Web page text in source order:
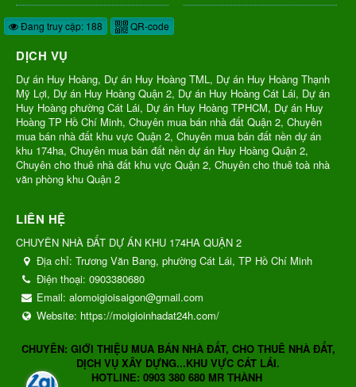
Đang truy cập: 188 QR-code
DỊCH VỤ
Dự án Huy Hoàng, Dự án Huy Hoàng TML, Dự án Huy Hoàng Thạnh
Mỹ Lợi, Dự án Huy Hoàng Quận 2, Dự án Huy Hoàng Cát Lái, Dự án
Huy Hoàng phường Cát Lái, Dự án Huy Hoàng TPHCM, Dự án Huy
Hoàng TP Hồ Chí Minh, Chuyên mua bán nhà đất Quận 2, Chuyên
mua bán nhà đất khu vực Quận 2, Chuyên mua bán đất nền dự án
khu 174ha, Chuyên mua bán đất nền dự án Huy Hoàng Quận 2,
Chuyên cho thuê nhà đất khu vực Quận 2, Chuyên cho thuê toà nhà
văn phòng khu Quận 2
LIÊN HỆ
CHUYÊN NHÀ ĐẤT DỰ ÁN KHU 174HA QUẬN 2
Địa chỉ: Trương Văn Bang, phường Cát Lái, TP Hồ Chí Minh
Điện thoại: 0903380680
Email: alomoigioisaigon@gmail.com
Website: https://moigioinhadat24h.com/
CHUYÊN: GIỚI THIỆU MUA BÁN NHÀ ĐẤT, CHO THUÊ NHÀ ĐẤT,
DỊCH VỤ XÂY DỰNG...KHU VỰC CÁT LÁI.
HOTLINE: 0903 380 680 MR THÀNH